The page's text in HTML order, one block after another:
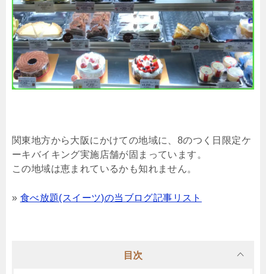
関東地方から大阪にかけての地域に、8のつく日限定ケ
ーキバイキング実施店舗が固まっています。
この地域は恵まれているかも知れません。
» 食べ放題(スイーツ)の当ブログ記事リスト
目次